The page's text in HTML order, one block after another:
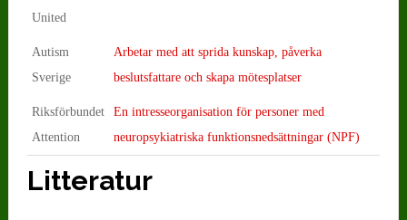
United
Autism
Sverige
Arbetar med att sprida kunskap, påverka
beslutsfattare och skapa mötesplatser
Riksförbundet
Attention
En intresseorganisation för personer med
neuropsykiatriska funktionsnedsättningar (NPF)
Litteratur